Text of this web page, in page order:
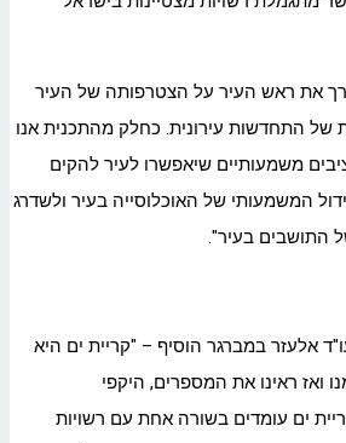
את ראש העיר על הצטרפותה של העיר
של התחדשות עירונית. כחלק מהתכנית אנו
משמעותיים שיאפשרו לעיר להקים
המשמעותי של האוכלוסייה בעיר ולשדרג
התושבים בעיר".
אלעזר במברגר הוסיף – "קריית ים היא
ואז ראינו את המספרים, היקפי
ים עומדים בשורה אחת עם רשויות